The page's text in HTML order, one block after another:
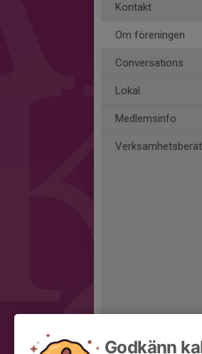
Kontakt
Om föreningen
Conversations
Lokal
Medlemsinfo
Godkänn